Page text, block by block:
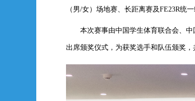
（男/女）场地赛、长距离赛及FE23R统
本次赛事由中国学生体育联合会、
出席颁奖仪式，为获奖选手和队伍颁奖，